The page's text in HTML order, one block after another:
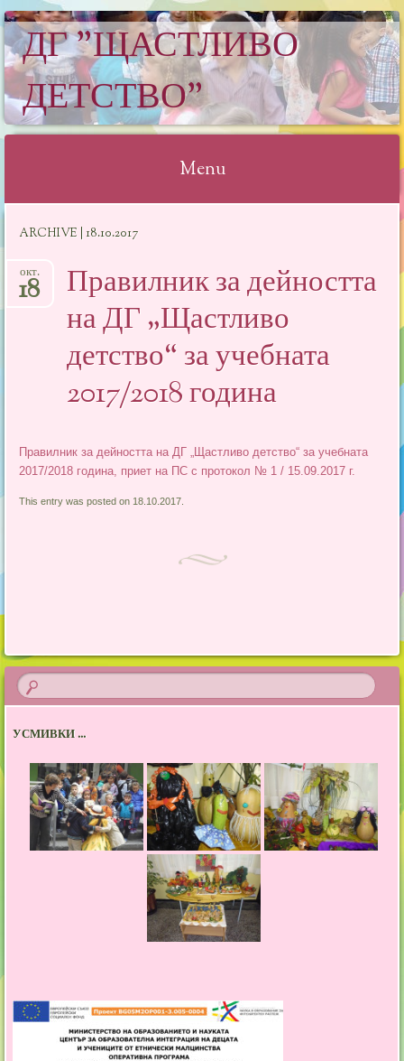
ДГ "ЩАСТЛИВО
ДЕТСТВО"
Menu
ARCHIVE | 18.10.2017
Правилник за дейността
на ДГ „Щастливо
детство“ за учебната
2017/2018 година
окт.
18
Правилник за дейността на ДГ „Щастливо детство“ за учебната
2017/2018 година, приет на ПС с протокол № 1 / 15.09.2017 г.
This entry was posted on 18.10.2017.
УСМИВКИ ...